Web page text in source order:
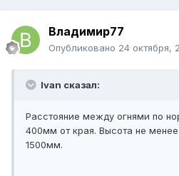
Владимир77
Опубликовано 24 октября,
Ivan сказал:
Расстояние между огнями по
400мм от края. Высота не
1500мм.